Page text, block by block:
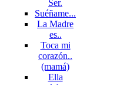
Ser.
Suéñame...
La Madre
es..
Toca mi
corazón..
(mamá)
Ella